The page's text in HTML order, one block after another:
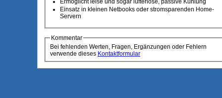
Ermöglicht leise und sogar lüfterlose, passive Kühlung
Einsatz in kleinen Netbooks oder stromsparenden Home-
Servern
Kommentar
Bei fehlenden Werten, Fragen, Ergänzungen oder Fehlern
verwende dieses Kontaktformular